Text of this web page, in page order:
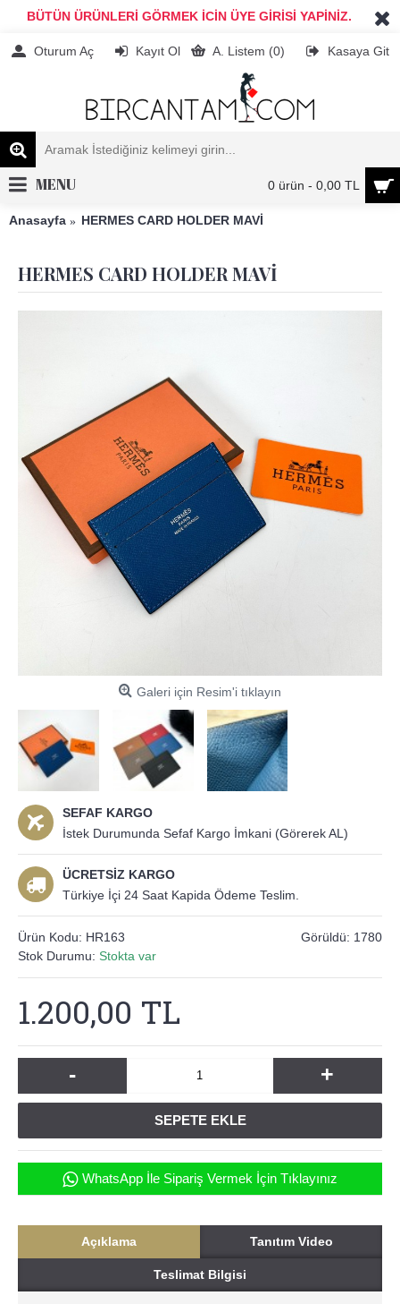
BÜTÜN ÜRÜNLERİ GÖRMEK İCİN ÜYE GİRİSİ YAPİNİZ.
Oturum Aç Kayıt Ol A. Listem (0) Kasaya Git
0 ürün - 0,00 TL
MENU
Anasayfa HERMES CARD HOLDER MAVİ
HERMES CARD HOLDER MAVİ
Galeri için Resim'i tıklayın
SEFAF KARGO
İstek Durumunda Sefaf Kargo İmkani (Görerek AL)
ÜCRETSİZ KARGO
Türkiye İçi 24 Saat Kapida Ödeme Teslim.
Görüldü: 1780
Ürün Kodu: HR163
Stok Durumu: Stokta var
1.200,00 TL
- +
SEPETE EKLE
WhatsApp İle Sipariş Vermek İçin Tıklayınız
Açıklama Tanıtım Video
Teslimat Bilgisi